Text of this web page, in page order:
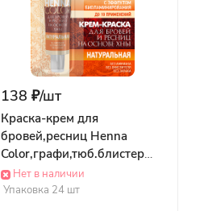
138 ₽/шт
Краска-крем для
бровей,ресниц Henna
Color,графи,тюб.блистер
(5мл) 1221
ФИТОКОСМЕТИК
Нет в наличии
Упаковка 24 шт